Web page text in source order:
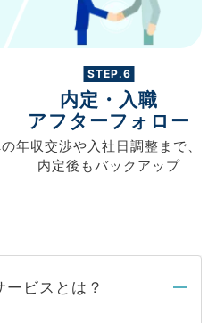
STEP.6
内定・入職
アフターフォロー
年収交渉や入社日調整まで、
内定後もバックアップ
ービスとは？